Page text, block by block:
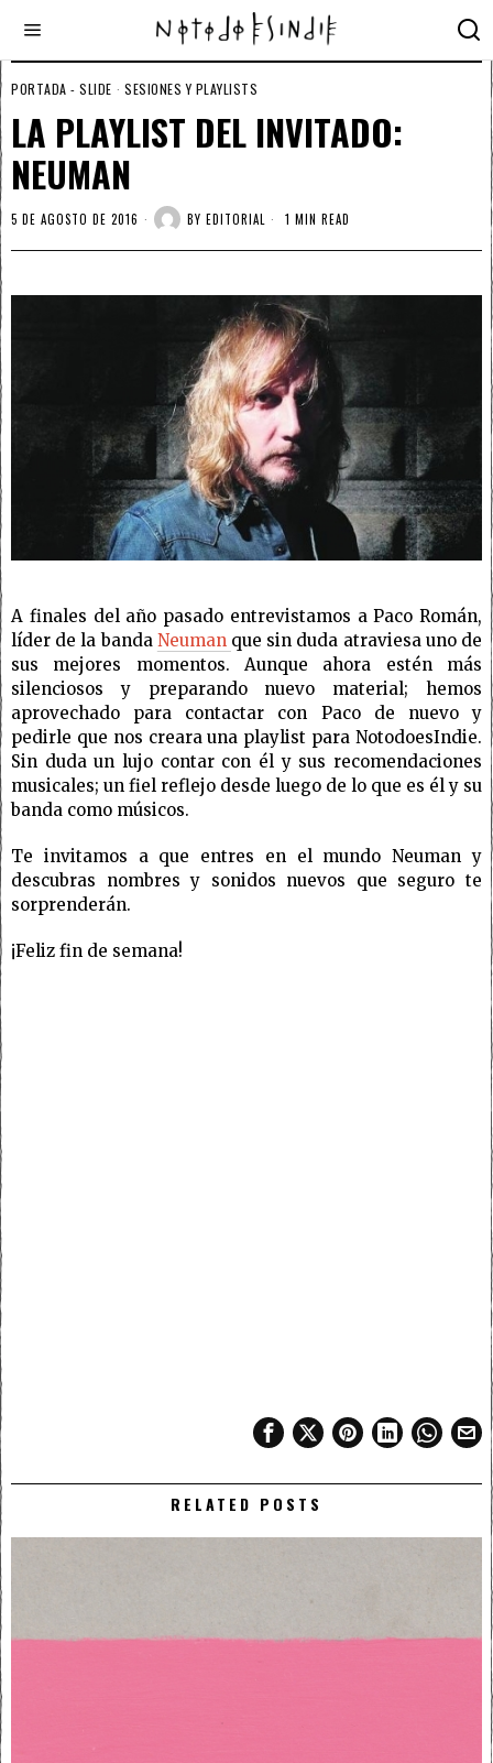
PORTADA - SLIDE · SESIONES Y PLAYLISTS
LA PLAYLIST DEL INVITADO:
NEUMAN
5 DE AGOSTO DE 2016 BY EDITORIAL 1 MIN READ
A finales del año pasado entrevistamos a Paco Román,
líder de la banda Neuman que sin duda atraviesa uno de
sus mejores momentos. Aunque ahora estén más
silenciosos y preparando nuevo material; hemos
aprovechado para contactar con Paco de nuevo y
pedirle que nos creara una playlist para NotodoesIndie.
Sin duda un lujo contar con él y sus recomendaciones
musicales; un fiel reflejo desde luego de lo que es él y su
banda como músicos.
Te invitamos a que entres en el mundo Neuman y
descubras nombres y sonidos nuevos que seguro te
sorprenderán.
¡Feliz fin de semana!
RELATED POSTS